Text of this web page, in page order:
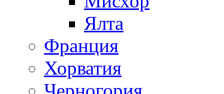
Ялта
Франция
Хорватия